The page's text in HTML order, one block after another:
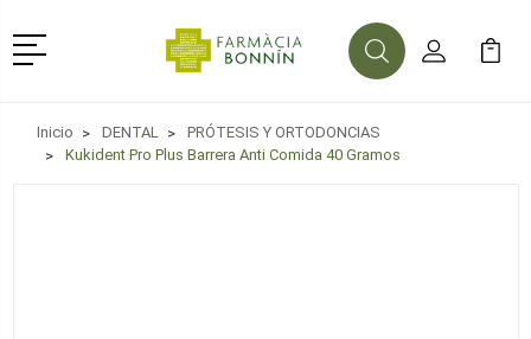
Menú
BuscarMi Cuenta
Mi
Inicio DENTAL
PRÓTESIS Y ORTODONCIAS
Kukident Pro Plus Barrera Anti Comida 40 Gramos